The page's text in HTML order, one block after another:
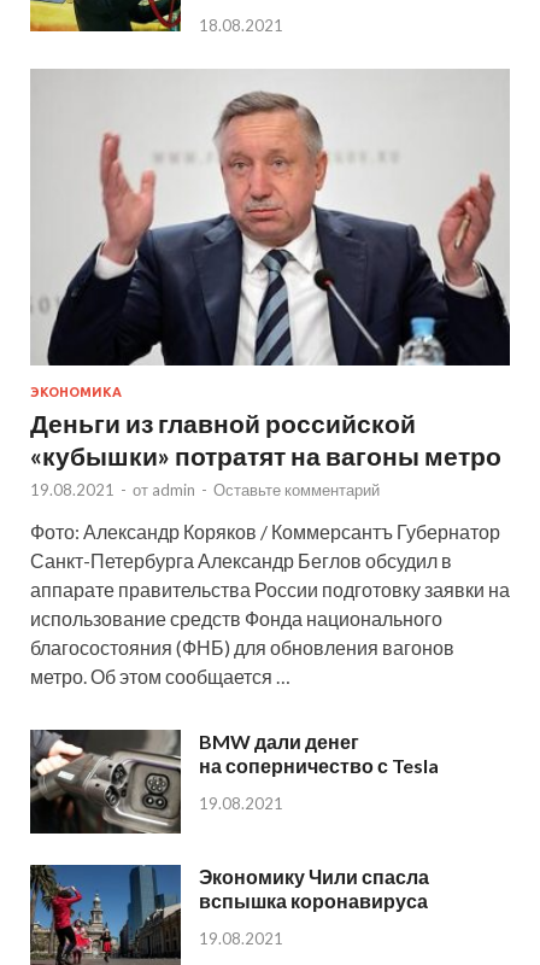
18.08.2021
ЭКОНОМИКА
Деньги из главной российской
«кубышки» потратят на вагоны метро
19.08.2021 - от admin - Оставьте комментарий
Фото: Александр Коряков / Коммерсантъ Губернатор
Санкт-Петербурга Александр Беглов обсудил в
аппарате правительства России подготовку заявки на
использование средств Фонда национального
благосостояния (ФНБ) для обновления вагонов
метро. Об этом сообщается …
BMW дали денег
на соперничество с Tesla
19.08.2021
Экономику Чили спасла
вспышка коронавируса
19.08.2021